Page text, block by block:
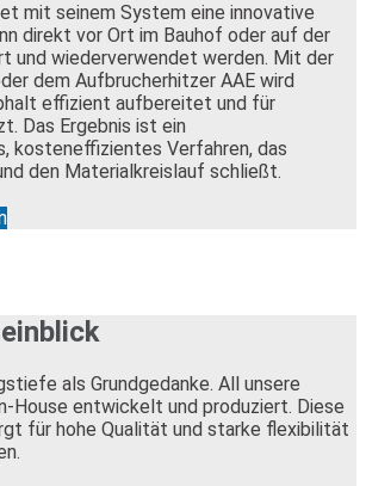
mit seinem System eine innovative
direkt vor Ort im Bauhof oder auf der
und wiederverwendet werden. Mit der
dem Aufbrucherhitzer AAE wird
effizient aufbereitet und für
Das Ergebnis ist ein
kosteneffizientes Verfahren, das
den Materialkreislauf schließt.
als Grundgedanke. All unsere
House entwickelt und produziert. Diese
für hohe Qualität und starke flexibilität